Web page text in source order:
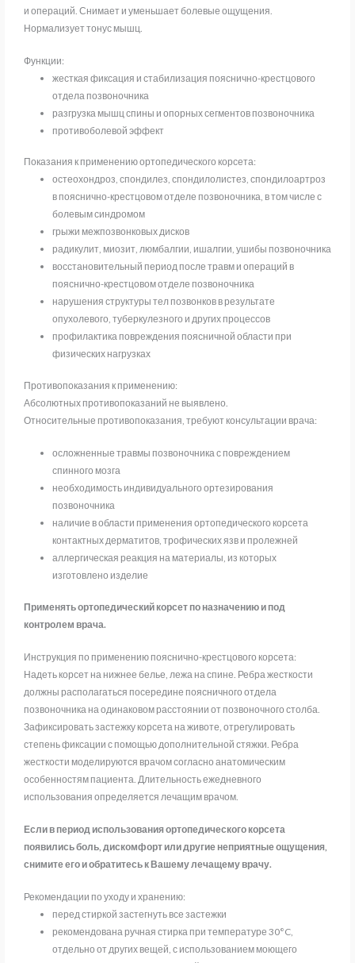
и операций. Снимает и уменьшает болевые ощущения.
Нормализует тонус мышц.
Функции:
жесткая фиксация и стабилизация пояснично-крестцового
отдела позвоночника
разгрузка мышц спины и опорных сегментов позвоночника
противоболевой эффект
Показания к применению ортопедического корсета:
остеохондроз, спондилез, спондилолистез, спондилоартроз
в пояснично-крестцовом отделе позвоночника, в том числе с
болевым синдромом
грыжи межпозвонковых дисков
радикулит, миозит, люмбалгии, ишалгии, ушибы позвоночника
восстановительный период после травм и операций в
пояснично-крестцовом отделе позвоночника
нарушения структуры тел позвонков в результате
опухолевого, туберкулезного и других процессов
профилактика повреждения поясничной области при
физических нагрузках
Противопоказания к применению:
Абсолютных противопоказаний не выявлено.
Относительные противопоказания, требуют консультации врача:
осложненные травмы позвоночника с повреждением
спинного мозга
необходимость индивидуального ортезирования
позвоночника
наличие в области применения ортопедического корсета
контактных дерматитов, трофических язв и пролежней
аллергическая реакция на материалы, из которых
изготовлено изделие
Применять ортопедический корсет по назначению и под
контролем врача.
Инструкция по применению пояснично-крестцового корсета:
Надеть корсет на нижнее белье, лежа на спине. Ребра жесткости
должны располагаться посередине поясничного отдела
позвоночника на одинаковом расстоянии от позвоночного столба.
Зафиксировать застежку корсета на животе, отрегулировать
степень фиксации с помощью дополнительной стяжки. Ребра
жесткости моделируются врачом согласно анатомическим
особенностям пациента. Длительность ежедневного
использования определяется лечащим врачом.
Если в период использования ортопедического корсета
появились боль, дискомфорт или другие неприятные ощущения,
снимите его и обратитесь к Вашему лечащему врачу.
Рекомендации по уходу и хранению:
перед стиркой застегнуть все застежки
рекомендована ручная стирка при температуре 30°C,
отдельно от других вещей, с использованием моющего